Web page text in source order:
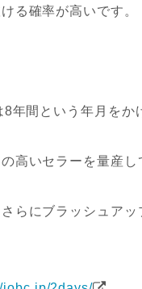
る確率が高いです。
8年間という年月をか
高いセラーを量産し
らにブラッシュアッ